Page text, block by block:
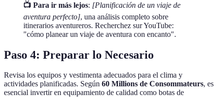
📺 Para ir más lejos: [Planificación de un viaje de
aventura perfecto], una análisis completo sobre
itinerarios aventureros. Recherchez sur YouTube:
"cómo planear un viaje de aventura con encanto".
Paso 4: Preparar lo Necesario
Revisa los equipos y vestimenta adecuados para el clima y
actividades planificadas. Según 60 Millions de Consommateurs, es
esencial invertir en equipamiento de calidad como botas de